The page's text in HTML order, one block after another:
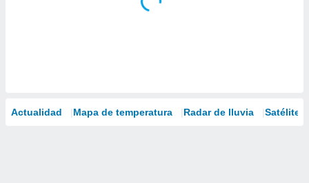
Actualidad Mapa de temperatura Radar de lluvia Satélites